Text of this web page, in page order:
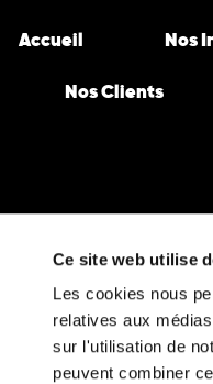
Ce site web utilise
Les cookies nous
relatives aux
sur l'utilisation de
peuvent combiner
Accueil Nos
Nos Clients